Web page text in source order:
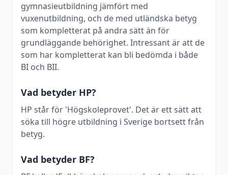
gymnasieutbildning jämfört med
vuxenutbildning, och de med utländska betyg
som kompletterat på andra sätt än för
grundläggande behörighet. Intressant är att de
som har kompletterat kan bli bedömda i både
BI och BII.
Vad betyder HP?
HP står för 'Högskoleprovet'. Det är ett sätt att
söka till högre utbildning i Sverige bortsett från
betyg.
Vad betyder BF?